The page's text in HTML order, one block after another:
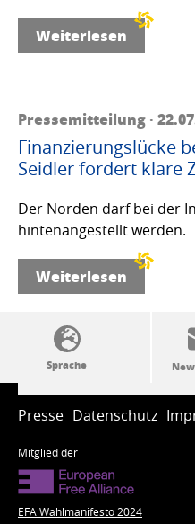
Weiterlesen
Pressemitteilung ·
Finanzierungslücke
Seidler fordert klare
Der Norden darf bei der
hintenangestellt werden.
Weiterlesen
SSW-Politik von A bis Z
Presse Datenschutz
Mitglied der
EFA Wahlmanifesto 2024